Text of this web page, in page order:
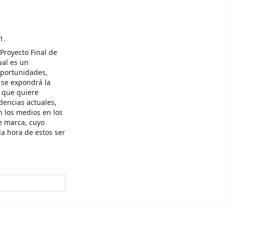
Final de
es un
expondrá la
que quiere
actuales,
los medios en los
marca, cuyo
hora de estos ser